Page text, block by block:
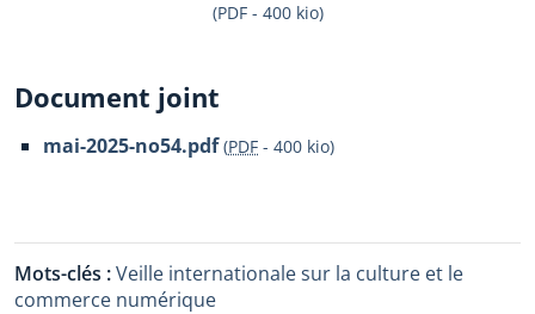
(PDF - 400 kio)
Document joint
mai-2025-no54.pdf (PDF - 400 kio)
Mots-clés :Veille internationale sur la culture et le
commerce numérique